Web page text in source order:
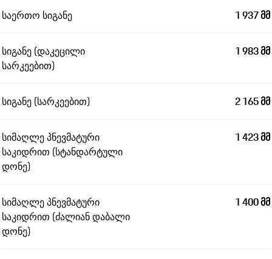
საერთო სიგანე 1 937 მმ
სიგანე (დაკეცილი
სარკეებით)
1 983 მმ
სიგანე (სარკეებით) 2 165 მმ
სიმაღლე პნევმატური
საკიდრით (სტანდარტული
დონე)
1 423 მმ
სიმაღლე პნევმატური
საკიდრით (ძალიან დაბალი
დონე)
1 400 მმ